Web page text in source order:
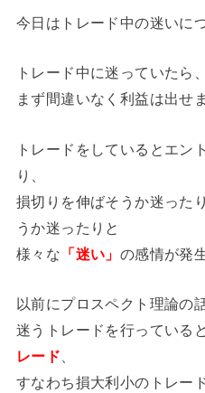
今日はトレード中の迷いに
トレード中に迷っていたら、
まず間違いなく利益は出せ
トレードをしているとエン
り、
損切りを伸ばそうか迷った
うか迷ったりと
様々な 「迷い」 の感情が発
以前にプロスペクト理論の
迷うトレードを行っている
レード
すなわち損大利小のトレー